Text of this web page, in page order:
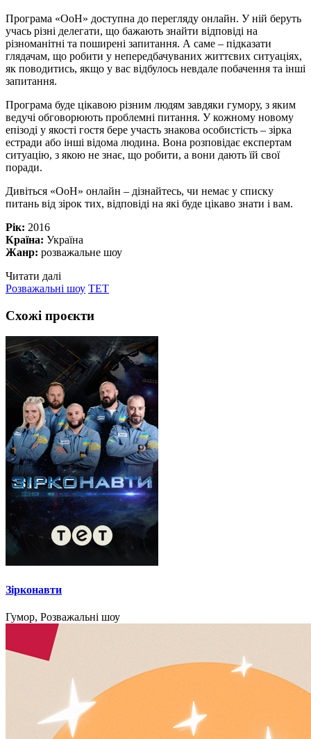
Програма «ОоН» доступна до перегляду онлайн. У ній беруть
учась різні делегати, що бажають знайти відповіді на
різноманітні та поширені запитання. А саме – підказати
глядачам, що робити у непередбачуваних життєвих ситуаціях,
як поводитись, якщо у вас відбулось невдале побачення та інші
запитання.
Програма буде цікавою різним людям завдяки гумору, з яким
ведучі обговорюють проблемні питання. У кожному новому
епізоді у якості гостя бере участь знакова особистість – зірка
естради або інші відома людина. Вона розповідає експертам
ситуацію, з якою не знає, що робити, а вони дають їй свої
поради.
Дивіться «ОоН» онлайн – дізнайтесь, чи немає у списку
питань від зірок тих, відповіді на які буде цікаво знати і вам.
Рік: 2016
Країна: Україна
Жанр: розважальне шоу
Читати далі
Розважальні шоу ТЕТ
Схожі проєкти
Зірконавти
Гумор, Розважальні шоу